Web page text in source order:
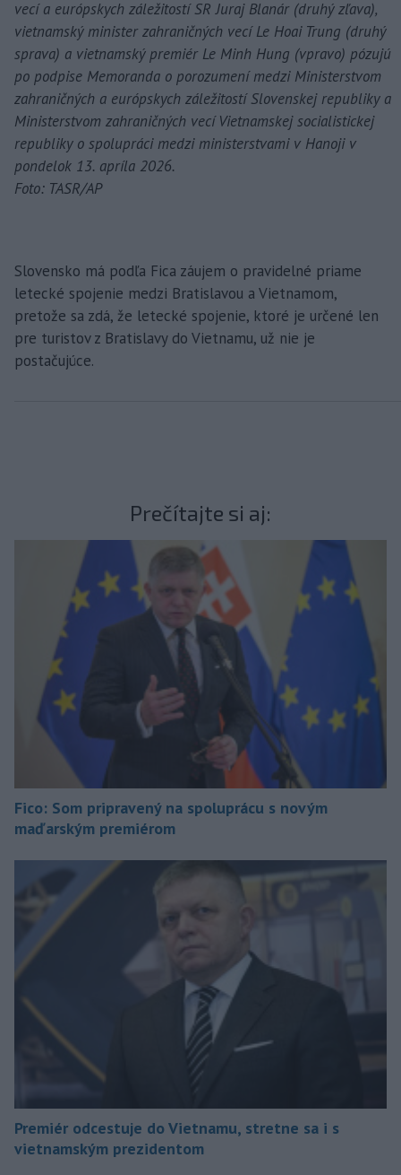
vecí a európskych záležitostí SR Juraj Blanár (druhý zľava),
vietnamský minister zahraničných vecí Le Hoai Trung (druhý
sprava) a vietnamský premiér Le Minh Hung (vpravo) pózujú
po podpise Memoranda o porozumení medzi Ministerstvom
zahraničných a európskych záležitostí Slovenskej republiky a
Ministerstvom zahraničných vecí Vietnamskej socialistickej
republiky o spolupráci medzi ministerstvami v Hanoji v
pondelok 13. apríla 2026.
Foto: TASR/AP
Slovensko má podľa Fica záujem o pravidelné priame
letecké spojenie medzi Bratislavou a Vietnamom,
pretože sa zdá, že letecké spojenie, ktoré je určené len
pre turistov z Bratislavy do Vietnamu, už nie je
postačujúce.
Prečítajte si aj:
Fico: Som pripravený na spoluprácu s novým
maďarským premiérom
Premiér odcestuje do Vietnamu, stretne sa i s
vietnamským prezidentom